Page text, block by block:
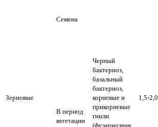
Зерновые
Семена
Черный
бактериоз,
базальный
бактериоз,
корневые и
прикорневые
гнили
(фузариозная,
1,5-2,0
В период
вегетации